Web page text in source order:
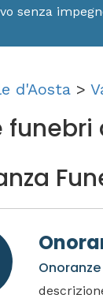
senza
d'Aosta >
funebri